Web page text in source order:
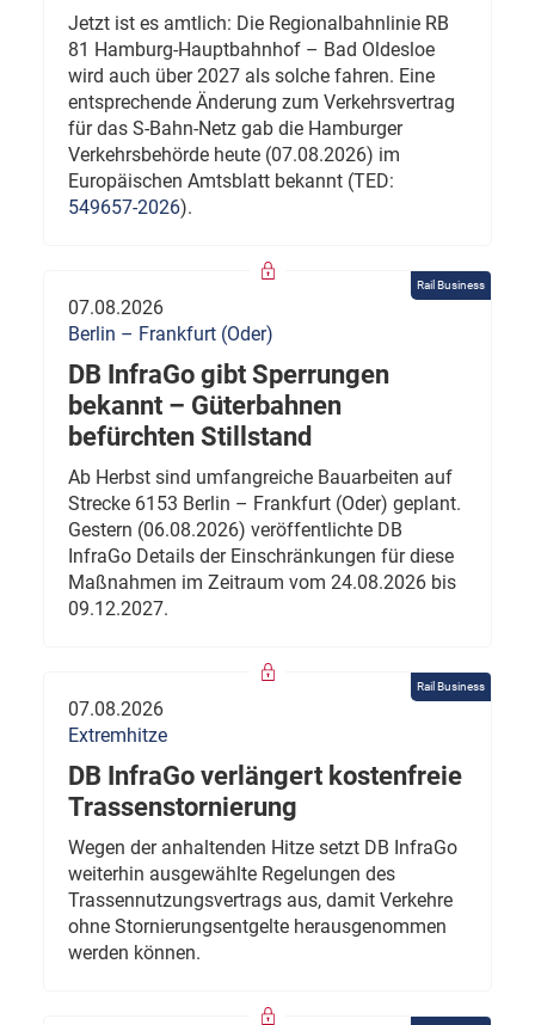
Jetzt ist es amtlich: Die Regionalbahnlinie RB
81 Hamburg-Hauptbahnhof – Bad Oldesloe
wird auch über 2027 als solche fahren. Eine
entsprechende Änderung zum Verkehrsvertrag
für das S-Bahn-Netz gab die Hamburger
Verkehrsbehörde heute (07.08.2026) im
Europäischen Amtsblatt bekannt (TED:
549657-2026).
Rail Business
07.08.2026
Berlin – Frankfurt (Oder)
DB InfraGo gibt Sperrungen
bekannt – Güterbahnen
befürchten Stillstand
Ab Herbst sind umfangreiche Bauarbeiten auf
Strecke 6153 Berlin – Frankfurt (Oder) geplant.
Gestern (06.08.2026) veröffentlichte DB
InfraGo Details der Einschränkungen für diese
Maßnahmen im Zeitraum vom 24.08.2026 bis
09.12.2027.
Rail Business
07.08.2026
Extremhitze
DB InfraGo verlängert kostenfreie
Trassenstornierung
Wegen der anhaltenden Hitze setzt DB InfraGo
weiterhin ausgewählte Regelungen des
Trassennutzungsvertrags aus, damit Verkehre
ohne Stornierungsentgelte herausgenommen
werden können.